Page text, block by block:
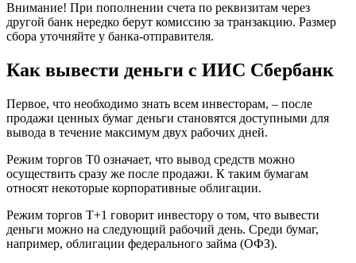
Внимание! При пополнении счета по реквизитам через
другой банк нередко берут комиссию за транзакцию. Размер
сбора уточняйте у банка-отправителя.
Как вывести деньги с ИИС Сбербанк
Первое, что необходимо знать всем инвесторам, – после
продажи ценных бумаг деньги становятся доступными для
вывода в течение максимум двух рабочих дней.
Режим торгов Т0 означает, что вывод средств можно
осуществить сразу же после продажи. К таким бумагам
относят некоторые корпоративные облигации.
Режим торгов Т+1 говорит инвестору о том, что вывести
деньги можно на следующий рабочий день. Среди бумаг,
например, облигации федерального займа (ОФЗ).